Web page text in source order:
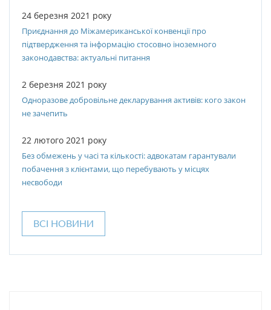
24 березня 2021 року
Приєднання до Міжамериканської конвенції про
підтвердження та інформацію стосовно іноземного
законодавства: актуальні питання
2 березня 2021 року
Одноразове добровільне декларування активів: кого закон
не зачепить
22 лютого 2021 року
Без обмежень у часі та кількості: адвокатам гарантували
побачення з клієнтами, що перебувають у місцях
несвободи
ВСІ НОВИНИ